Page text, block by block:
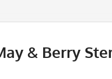
& Berry